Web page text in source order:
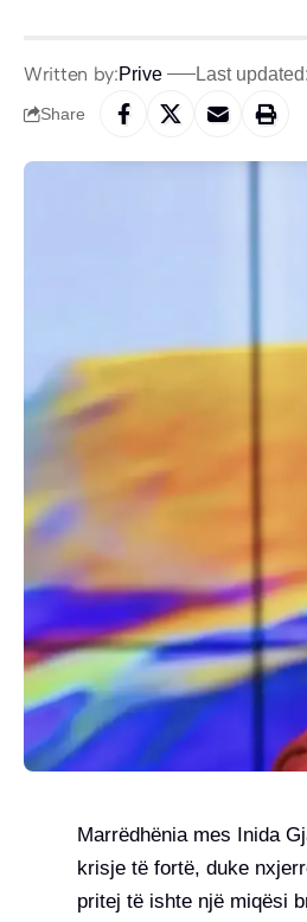
Written by:Prive Last
Share
Marrëdhënia mes Inida
krisje të fortë, duke
pritej të ishte një miqësi